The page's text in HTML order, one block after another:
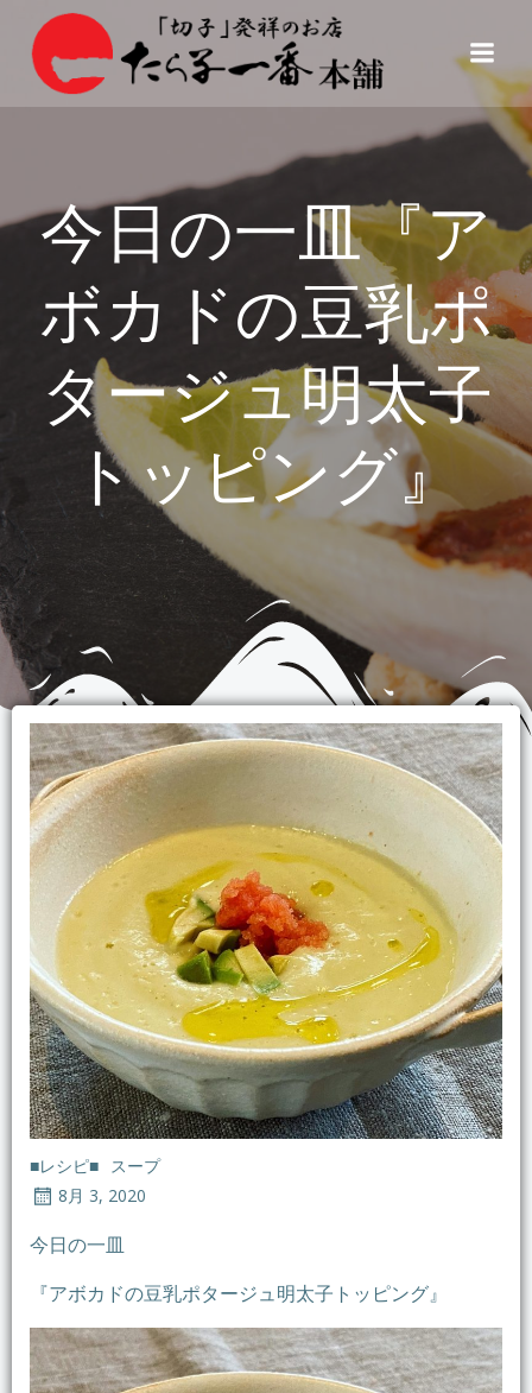
コ
ン
テ
ス
ッ
今日の一皿『ア
ボカドの豆乳ポ
タージュ明太子
トッピング』
■レシピ■ スープ
8月 3, 2020
今日の一皿
『アボカドの豆乳ポタージュ明太子トッピング』